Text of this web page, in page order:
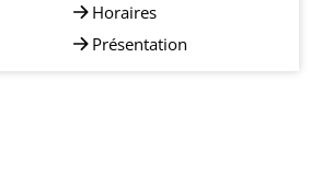
Horaires
Présentation